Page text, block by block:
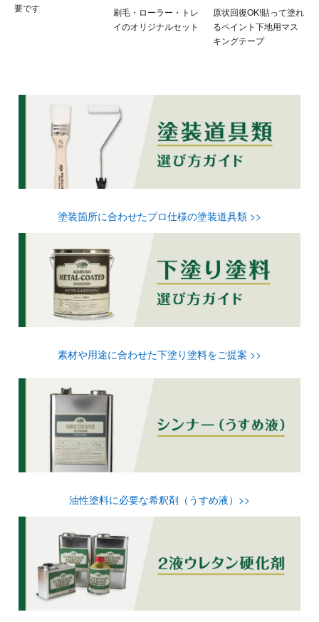
要です
刷毛・ローラー・トレ
イのオリジナルセット
原状回復OK!貼って塗れ
るペイント下地用マス
キングテープ
塗装箇所に合わせたプロ仕様の塗装道具類 >>
素材や用途に合わせた下塗り塗料をご提案 >>
油性塗料に必要な希釈剤（うすめ液）>>